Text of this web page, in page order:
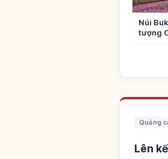
Núi
tượng
Quảng
Lên